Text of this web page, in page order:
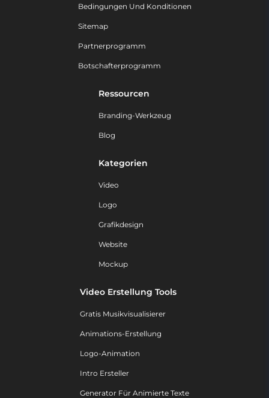
Bedingungen Und Konditionen
Sitemap
Partnerprogramm
Botschafterprogramm
Ressourcen
Branding-Werkzeug
Blog
Kategorien
Video
Logo
Grafikdesign
Website
Mockup
Video Erstellung Tools
Gratis Musikvisualisierer
Animations-Erstellung
Logo-Animation
Intro Ersteller
Generator Für Animierte Texte